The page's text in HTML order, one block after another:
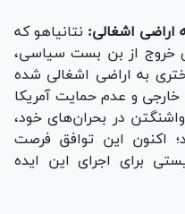
اراضی اشغالی: نتانیاهو که
خروج از بن بست سیاسی،
به اراضی اشغالی شده
و عدم حمایت آمریکا
در بحران‌های خود،
اکنون این توافق فرصت
برای اجرای این ایده